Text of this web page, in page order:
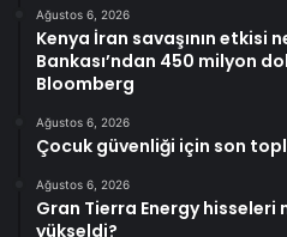
Ağustos 6, 2026
Kenya İran savaşının etkisi
Bankası’ndan 450 milyon
Bloomberg
Ağustos 6, 2026
Çocuk güvenliği için son
Ağustos 6, 2026
Gran Tierra Energy hisseleri
yükseldi?